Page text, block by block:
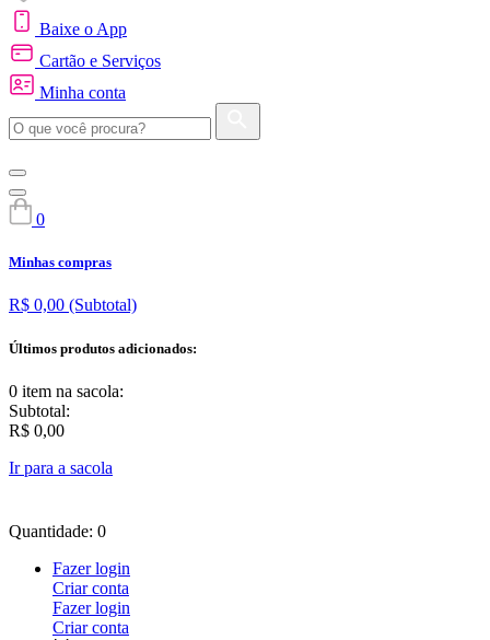
Baixe o App
Cartão e Serviços
Minha conta
0
Minhas compras
R$ 0,00 (Subtotal)
Últimos produtos adicionados:
0 item na sacola:
Subtotal:
R$ 0,00
Ir para a sacola
Quantidade: 0
Fazer login
Criar conta
Fazer login
Criar conta